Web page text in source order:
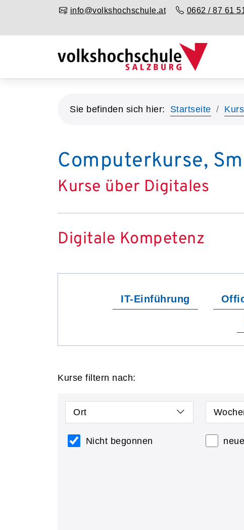
info@volkshochschule.at 0662 / 87 61
Sie befinden sich hier: Startseite
Computerkurse,
Kurse über Digitales
Digitale Kompetenz
IT-Einführung
Kurse filtern nach:
Ort
Nicht begonnen